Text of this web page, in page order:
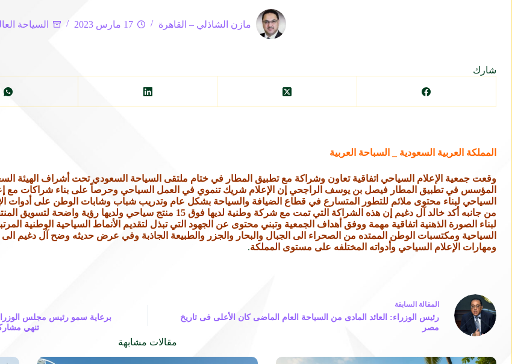
مازن الشاذلي – القاهرة 17 مارس 2023 السياحة
شارك
المملكة العربية السعودية _ السباحة العربية
وقعت جمعية الإعلام السياحي اتفاقية تعاون وشراكة مع تطبيق المطار في ختام ملتقى السياحة السعودي تحت أشراف الهيئة
المؤسس في تطبيق المطار فيصل بن يوسف الراجحي إن الإعلام شريك تنموي في العمل السياحي وحرصاً على بناء شراكات مع
السياحي لبناء محتوى ملائم للتطور المتسارع في قطاع الضيافة والسياحة بشكل عام وتدريب شباب وشابات الوطن على أدوات
من جانبه أكد خالد آل دغيم إن هذه الشراكة التي تمت مع شركة وطنية لديها فوق
لبناء الصورة الذهنية اتفاقية مهمة ووفق أهداف الجمعية وتبني محتوى عن الجهود التي تبذل لتقديم الأنماط السياحية الوطنية
ومهارات الإعلام السياحي وأدواته المختلفه على مستوى المملكة.
المقالة السابقة
رئيس الوزراء: العائد المادى من السياحة العام الماضى كان الأعلى فى تاريخ
مصر
برعاية سمو رئيس مجلس
تنهي مشاركتها في
مقالات مشابهة